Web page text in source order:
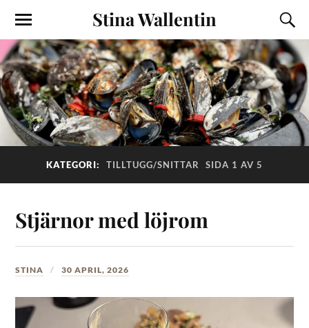
Stina Wallentin
KATEGORI: TILLTUGG/SNITTAR SIDA 1 AV 5
Stjärnor med löjrom
STINA 30 APRIL, 2026